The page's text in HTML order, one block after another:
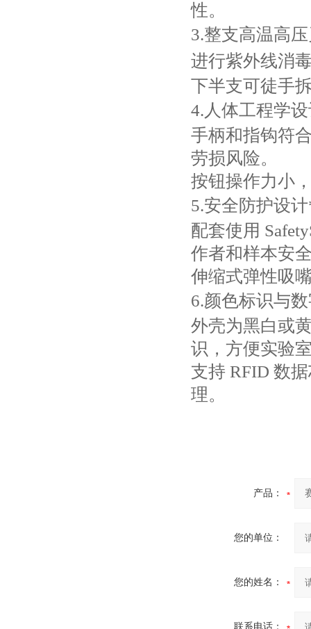
性。
3.整支高温高
进行紫外线消
下半支可徒手
4‌.人体工程学
手柄和指钩符
劳损风险。
按钮操作力小
5‌.安全防护设
配套使用
作者和样本安
伸缩式弹性吸
6‌.颜色标识与
外壳为黑白或
识，方便实验
支持 RFID 数
理。
产品：
您的单位：
您的姓名：
联系电话：